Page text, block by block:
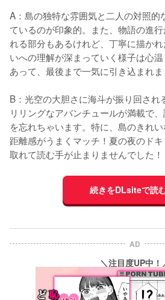
A：島の独特な雰囲気と二人の対照的
ているのが印象的。また、物語の進
れる部分もあるけれど、丁寧に描か
いへの理解が深まっていく様子は心
あって、最後まで一気に引き込まれま
B：光空の大胆さに海斗が振り回され
リリングなアバンチュールが満載で
を忘れちゃいます。特に、島のきれ
距離感がうまくマッチ！夏の夜のド
取れて読む手が止まりませんでした！
続きをDLsiteで読
AD
＼注目度UP中！